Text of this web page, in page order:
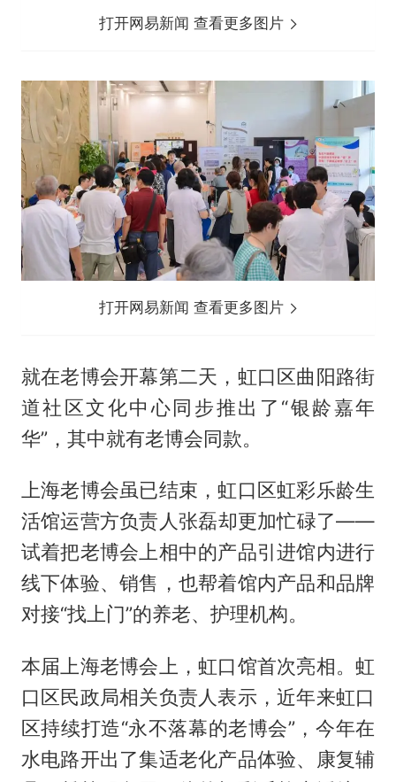
打开网易新闻 查看更多图片
打开网易新闻 查看更多图片
就在老博会开幕第二天，虹口区曲阳路街
道社区文化中心同步推出了“银龄嘉年
华”，其中就有老博会同款。
上海老博会虽已结束，虹口区虹彩乐龄生
活馆运营方负责人张磊却更加忙碌了——
试着把老博会上相中的产品引进馆内进行
线下体验、销售，也帮着馆内产品和品牌
对接“找上门”的养老、护理机构。
本届上海老博会上，虹口馆首次亮相。虹
口区民政局相关负责人表示，近年来虹口
区持续打造“永不落幕的老博会”，今年在
水电路开出了集适老化产品体验、康复辅